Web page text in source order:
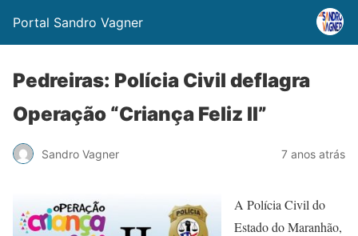
Portal Sandro Vagner
Pedreiras: Polícia Civil deflagra
Operação “Criança Feliz II”
Sandro Vagner 7 anos atrás
A Polícia Civil do
Estado do Maranhão,